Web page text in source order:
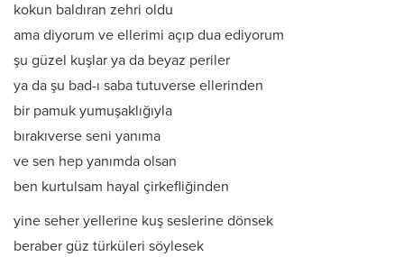
kokun baldıran zehri oldu
ama diyorum ve ellerimi açıp dua ediyorum
şu güzel kuşlar ya da beyaz periler
ya da şu bad-ı saba tutuverse ellerinden
bir pamuk yumuşaklığıyla
bırakıverse seni yanıma
ve sen hep yanımda olsan
ben kurtulsam hayal çirkefliğinden
yine seher yellerine kuş seslerine dönsek
beraber güz türküleri söylesek